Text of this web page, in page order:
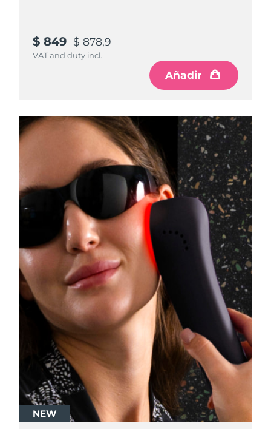
$ 849 $ 878,9
VAT and duty incl.
Añadir
NEW